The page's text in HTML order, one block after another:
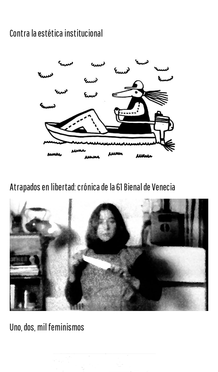
Contra la estética institucional
Atrapados en libertad: crónica de la 61 Bienal de Venecia
Uno, dos, mil feminismos